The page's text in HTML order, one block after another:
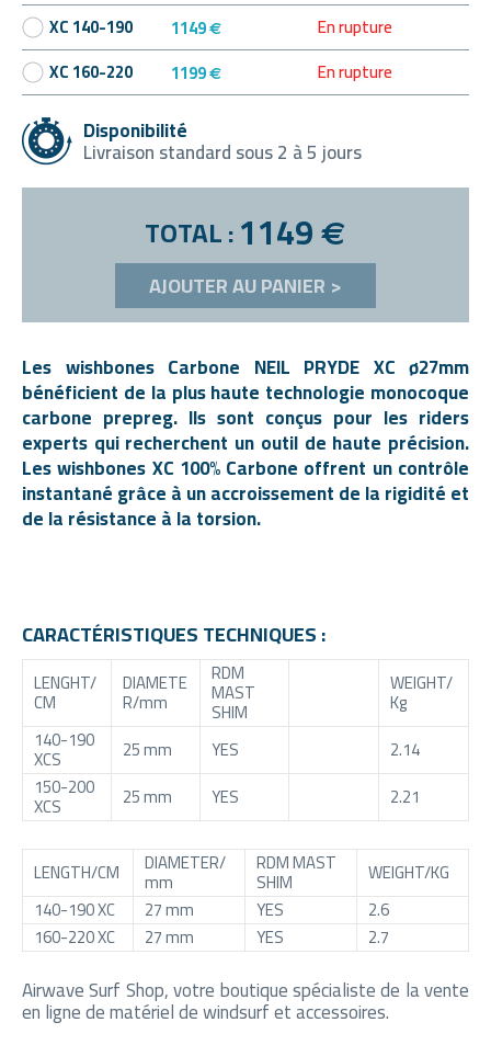
XC 140-190
1149 €
En rupture
XC 160-220
1199 € En rupture
Disponibilité
Livraison standard sous 2 à 5 jours
TOTAL :1149 €
AJOUTER AU PANIER >
Les wishbones Carbone NEIL PRYDE XC ø27mm
bénéficient de la plus haute technologie monocoque
carbone prepreg. Ils sont conçus pour les riders
experts qui recherchent un outil de haute précision.
Les wishbones XC 100% Carbone offrent un contrôle
instantané grâce à un accroissement de la rigidité et
de la résistance à la torsion.
CARACTÉRISTIQUES TECHNIQUES :
LENGHT/
CM
DIAMETE
R/mm
RDM
MAST
SHIM
WEIGHT/
Kg
140-190
XCS 25 mm YES
2.14
150-200
XCS 25 mm YES 2.21
LENGTH/CM DIAMETER/
mm
RDM MAST
SHIM
WEIGHT/KG
140-190 XC
27 mm YES
2.6
160-220 XC
27 mm YES 2.7
Airwave Surf Shop, votre boutique spécialiste de la vente
en ligne de matériel de windsurf et accessoires.